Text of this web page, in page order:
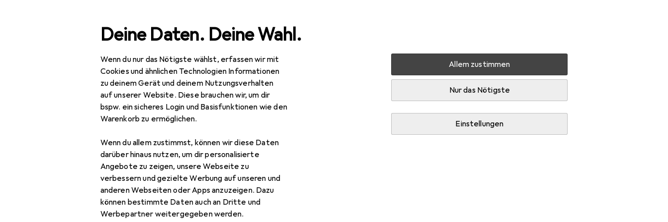
Deine Daten. Deine Wahl.
Wenn du nur das Nötigste wählst, erfassen wir mit
Cookies und ähnlichen Technologien Informationen
zu deinem Gerät und deinem Nutzungsverhalten
auf unserer Website. Diese brauchen wir, um dir
bspw. ein sicheres Login und Basisfunktionen wie den
Warenkorb zu ermöglichen.
Wenn du allem zustimmst, können wir diese Daten
darüber hinaus nutzen, um dir personalisierte
Angebote zu zeigen, unsere Webseite zu
verbessern und gezielte Werbung auf unseren und
anderen Webseiten oder Apps anzuzeigen. Dazu
können bestimmte Daten auch an Dritte und
Werbepartner weitergegeben werden.
Allem zustimmen
Nur das Nötigste
Einstellungen
Navigation nach Kategorien Carcomin